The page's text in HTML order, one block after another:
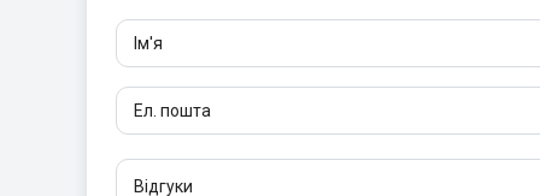
Ім'я
Ел. пошта
Відгуки
Щонайменше 10 символів. Посилання не